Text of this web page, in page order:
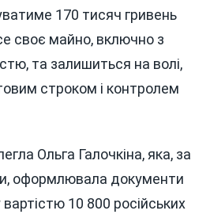
170 тисяч гривень
своє майно, включно з
та залишиться на волі,
строком і контролем
Ольга Галочкіна, яка, за
оформлювала документи
10 800 російських